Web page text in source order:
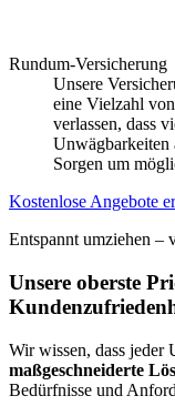
Rundum-Versicherung
Unsere
eine Vielzahl
verlassen, dass
Unwägbarkeiten
Sorgen um
Kostenlose Angebote
Entspannt umziehen –
Unsere oberste
Wir wissen, dass jeder
maßgeschneiderte
Bedürfnisse und